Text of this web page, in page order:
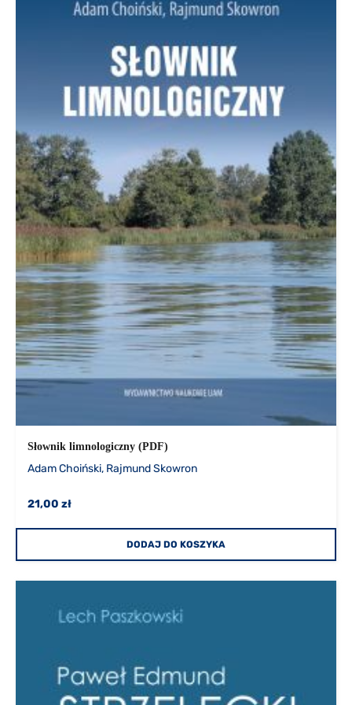
Słownik limnologiczny (PDF)
Adam Choiński, Rajmund Skowron
21,00 zł
DODAJ DO KOSZYKA